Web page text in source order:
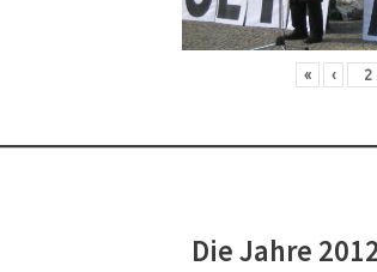
« ‹
Die Jahre